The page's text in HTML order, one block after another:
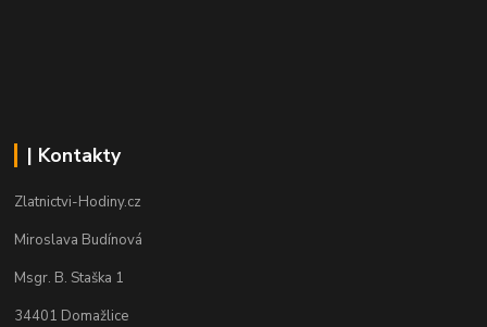
| Kontakty
Zlatnictvi-Hodiny.cz
Miroslava Budínová
Msgr. B. Staška 1
34401 Domažlice